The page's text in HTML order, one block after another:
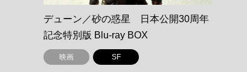
デューン／砂の惑星 日本公開30周年
記念特別版 Blu-ray BOX
映画 SF